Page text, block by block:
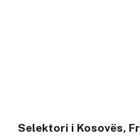
Selektori i Kosovës,